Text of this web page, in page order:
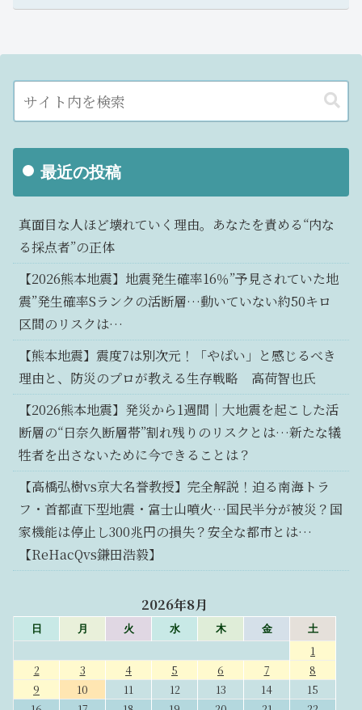
最近の投稿
真面目な人ほど壊れていく理由。あなたを責める“内な
る採点者”の正体
【2026熊本地震】地震発生確率16％”予見されていた地
震”発生確率Sランクの活断層…動いていない約50キロ
区間のリスクは…
【熊本地震】震度7は別次元！「やばい」と感じるべき
理由と、防災のプロが教える生存戦略 高荷智也氏
【2026熊本地震】発災から1週間｜大地震を起こした活
断層の“日奈久断層帯”割れ残りのリスクとは…新たな犠
牲者を出さないために今できることは？
【高橋弘樹vs京大名誉教授】完全解説！迫る南海トラ
フ・首都直下型地震・富士山噴火…国民半分が被災？国
家機能は停止し300兆円の損失？安全な都市とは…
【ReHacQvs鎌田浩毅】
2026年8月
日 月 火 水 木 金 土
1
2
3 4 5 6 7
8
9
10 11 12 13 14
15